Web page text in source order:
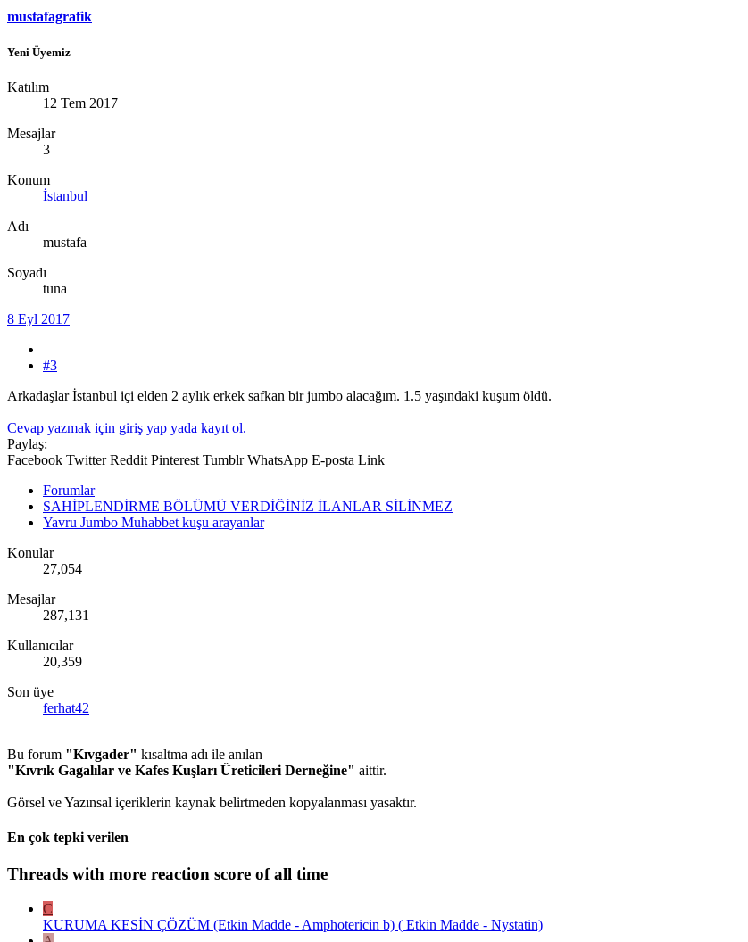
mustafagrafik
Yeni Üyemiz
Katılım
12 Tem 2017
Mesajlar
3
Konum
İstanbul
Adı
mustafa
Soyadı
tuna
8 Eyl 2017
#3
Arkadaşlar İstanbul içi elden 2 aylık erkek safkan bir jumbo alacağım. 1.5 yaşındaki kuşum öldü.
Cevap yazmak için giriş yap yada kayıt ol.
Paylaş:
Facebook Twitter Reddit Pinterest Tumblr WhatsApp E-posta Link
Forumlar
SAHİPLENDİRME BÖLÜMÜ VERDİĞİNİZ İLANLAR SİLİNMEZ
Yavru Jumbo Muhabbet kuşu arayanlar
Konular
27,054
Mesajlar
287,131
Kullanıcılar
20,359
Son üye
ferhat42
Bu forum "Kıvgader" kısaltma adı ile anılan
"Kıvrık Gagalılar ve Kafes Kuşları Üreticileri Derneğine" aittir.
Görsel ve Yazınsal içeriklerin kaynak belirtmeden kopyalanması yasaktır.
En çok tepki verilen
Threads with more reaction score of all time
C
KURUMA KESİN ÇÖZÜM (Etkin Madde - Amphotericin b) ( Etkin Madde - Nystatin)